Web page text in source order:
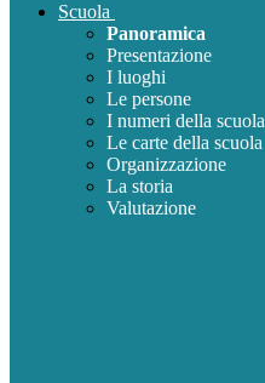
Scuola
Panoramica
Presentazione
I luoghi
Le persone
I numeri della scuola
Le carte della scuola
Organizzazione
La storia
Valutazione